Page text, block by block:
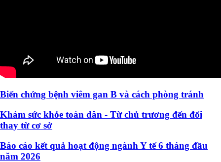
Biến chứng bệnh viêm gan B và cách phòng tránh
Khám sức khỏe toàn dân - Từ chủ trương đến đổi
thay từ cơ sở
Báo cáo kết quả hoạt động ngành Y tế 6 tháng đầu
năm 2026